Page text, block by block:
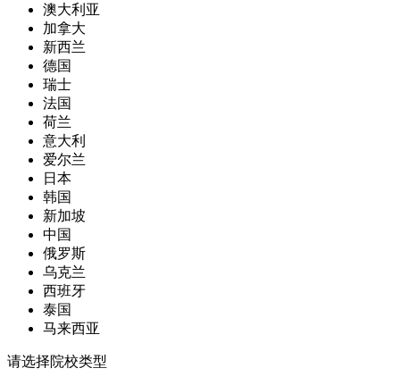
澳大利亚
加拿大
新西兰
德国
瑞士
法国
荷兰
意大利
爱尔兰
日本
韩国
新加坡
中国
俄罗斯
乌克兰
西班牙
泰国
马来西亚
请选择院校类型